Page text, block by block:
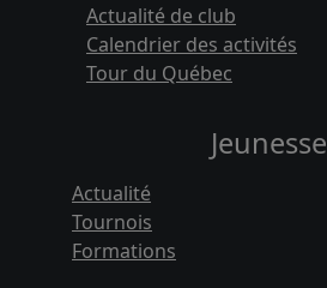
Actualité de club
Calendrier des activités
Tour du Québec
Jeunesse
Actualité
Tournois
Formations